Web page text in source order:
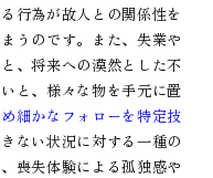
行為が故人との関係性を
うのです。また、失業や
、将来への漠然とした不
と、様々な物を手元に置
細かなフォローを特定技
ない状況に対する一種の
喪失体験による孤独感や